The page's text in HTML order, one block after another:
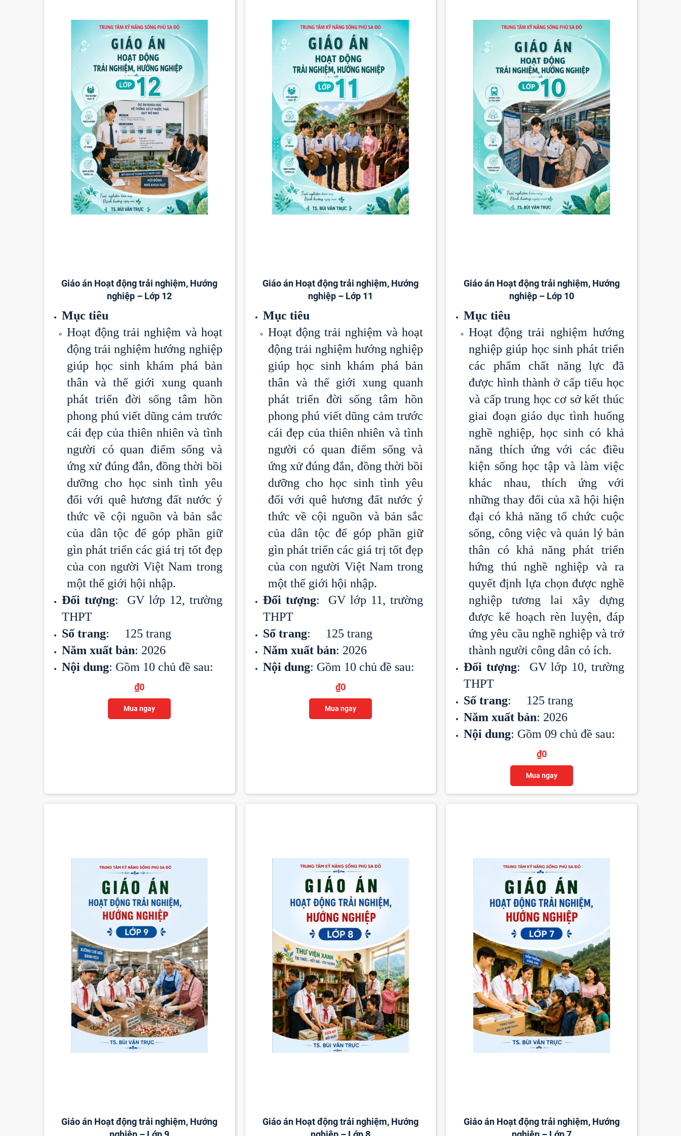
Giáo án Hoạt động trải nghiệm, Hướng
nghiệp – Lớp 12
Mục tiêu
Hoạt động trải nghiệm và hoạt
động trải nghiệm hướng nghiệp
giúp học sinh khám phá bản
thân và thế giới xung quanh
phát triển đời sống tâm hồn
phong phú viết dũng cảm trước
cái đẹp của thiên nhiên và tình
người có quan điểm sống và
ứng xử đúng đắn, đồng thời bồi
dưỡng cho học sinh tình yêu
đối với quê hương đất nước ý
thức về cội nguồn và bản sắc
của dân tộc để góp phần giữ
gìn phát triển các giá trị tốt đẹp
của con người Việt Nam trong
một thế giới hội nhập.
Đối tượng: GV lớp 12, trường
THPT
Số trang: 125 trang
Năm xuất bản: 2026
Nội dung: Gồm 10 chủ đề sau:
₫0
Mua ngay
Giáo án Hoạt động trải nghiệm, Hướng
nghiệp – Lớp 11
Mục tiêu
Hoạt động trải nghiệm và hoạt
động trải nghiệm hướng nghiệp
giúp học sinh khám phá bản
thân và thế giới xung quanh
phát triển đời sống tâm hồn
phong phú viết dũng cảm trước
cái đẹp của thiên nhiên và tình
người có quan điểm sống và
ứng xử đúng đắn, đồng thời bồi
dưỡng cho học sinh tình yêu
đối với quê hương đất nước ý
thức về cội nguồn và bản sắc
của dân tộc để góp phần giữ
gìn phát triển các giá trị tốt đẹp
của con người Việt Nam trong
một thế giới hội nhập.
Đối tượng: GV lớp 11, trường
THPT
Số trang: 125 trang
Năm xuất bản: 2026
Nội dung: Gồm 10 chủ đề sau:
₫0
Mua ngay
Giáo án Hoạt động trải nghiệm, Hướng
nghiệp – Lớp 10
Mục tiêu
Hoạt động trải nghiệm hướng
nghiệp giúp học sinh phát triển
các phẩm chất năng lực đã
được hình thành ở cấp tiểu học
và cấp trung học cơ sở kết thúc
giai đoạn giáo dục tình huống
nghề nghiệp, học sinh có khả
năng thích ứng với các điều
kiện sống học tập và làm việc
khác nhau, thích ứng với
những thay đổi của xã hội hiện
đại có khả năng tổ chức cuộc
sống, công việc và quản lý bản
thân có khả năng phát triển
hứng thú nghề nghiệp và ra
quyết định lựa chọn được nghề
nghiệp tương lai xây dựng
được kế hoạch rèn luyện, đáp
ứng yêu cầu nghề nghiệp và trở
thành người công dân có ích.
Đối tượng: GV lớp 10, trường
THPT
Số trang: 125 trang
Năm xuất bản: 2026
Nội dung: Gồm 09 chủ đề sau:
₫0
Mua ngay
Giáo án Hoạt động trải nghiệm, Hướng
Giáo án Hoạt động trải nghiệm, Hướng
Giáo án Hoạt động trải nghiệm, Hướng